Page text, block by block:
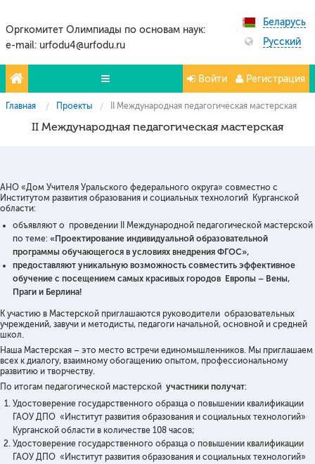
Оргкомитет Олимпиады по основам наук:
e-mail: urfodu4@urfodu.ru
Беларусь
Русский
Олимпиады
Контакты
Фото и видео
Войти Регистрация
Главная Проекты II Международная педагогическая мастерская
II Международная педагогическая мастерская
АНО «Дом Учителя Уральского федерального округа» совместно с
Институтом развития образования и социальных технологий Курганской
области:
объявляют о проведении II Международной педагогической мастерской
по теме: «Проектирование индивидуальной образовательной
программы обучающегося в условиях внедрения ФГОС»,
предоставляют уникальную возможность совместить эффективное
обучение с посещением самых красивых городов Европы – Вены,
Праги и Берлина!
К участию в Мастерской приглашаются руководители образовательных
учреждений, завучи и методисты, педагоги начальной, основной и средней
школ.
Наша Мастерская – это место встречи единомышленников. Мы приглашаем
всех к диалогу, взаимному обогащению опытом, профессиональному
развитию и творчеству.
По итогам педагогической мастерской участники получат:
Удостоверение государственного образца о повышении квалификации
ГАОУ ДПО «Институт развития образования и социальных технологий»
Курганской области в количестве 108 часов;
Удостоверение государственного образца о повышении квалификации
ГАОУ ДПО «Институт развития образования и социальных технологий»